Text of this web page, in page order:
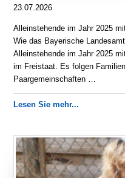
23.07.2026
Alleinstehende im Jahr 2025
Wie das Bayerische
Alleinstehende im Jahr 2025
im Freistaat. Es folgen
Paargemeinschaften …
Lesen Sie mehr...